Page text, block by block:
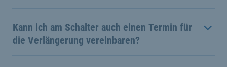
Kann ich am Schalter auch einen Termin für
die Verlängerung vereinbaren?